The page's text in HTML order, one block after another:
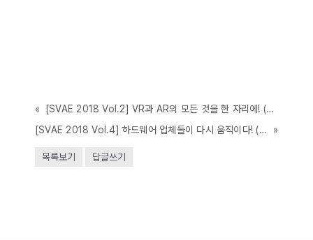
«
[SVAE 2018 Vol.2] VR과 AR의 모든 것을 한 자리에! (2018.04.19~22, COEX)
[SVAE 2018 Vol.4] 하드웨어 업체들이 다시 움직이다! (04.19~22, COEX)
»
목록보기 답글쓰기